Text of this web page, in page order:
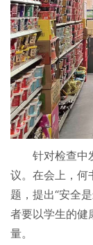
针对检查中
议。在会上，何
题，提出“安全
者要以学生的健
量。